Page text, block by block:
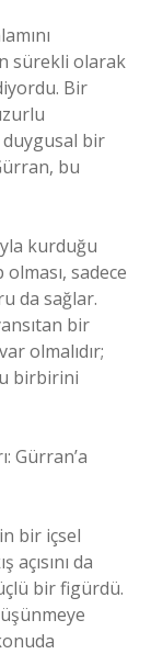
sürekli olarak
Bir
duygusal bir
bu
kurduğu
sadece
da sağlar.
bir
olmalıdır;
birbirini
Gürran’a
bir içsel
da
bir figürdü.